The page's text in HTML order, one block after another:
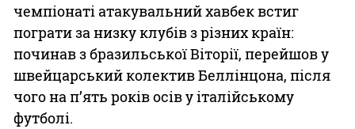
чемпіонаті атакувальний хавбек встиг
пограти за низку клубів з різних країн:
починав з бразильської Віторії, перейшов у
швейцарський колектив Беллінцона, після
чого на п’ять років осів у італійському
футболі.